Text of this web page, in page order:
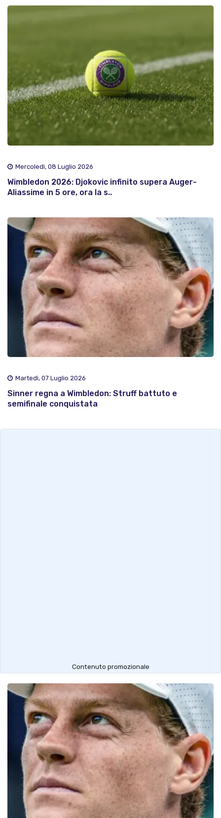
Mercoledì, 08 Luglio 2026
Wimbledon 2026: Djokovic infinito supera Auger-
Aliassime in 5 ore, ora la s..
Martedì, 07 Luglio 2026
Sinner regna a Wimbledon: Struff battuto e
semifinale conquistata
Contenuto promozionale